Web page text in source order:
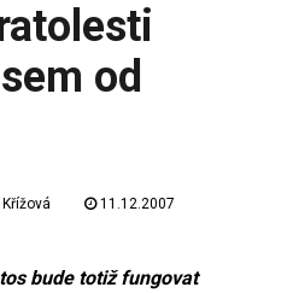
od
11.12.2007
bude totiž fungovat